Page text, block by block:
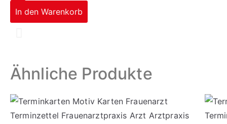
In den Warenkorb
Ähnliche Produkte